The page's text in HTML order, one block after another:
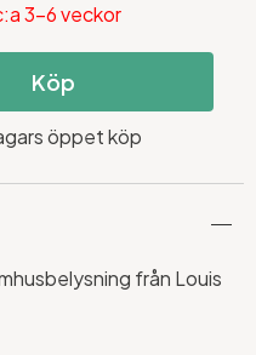
3-6 veckor
Köp
öppet köp
från Louis